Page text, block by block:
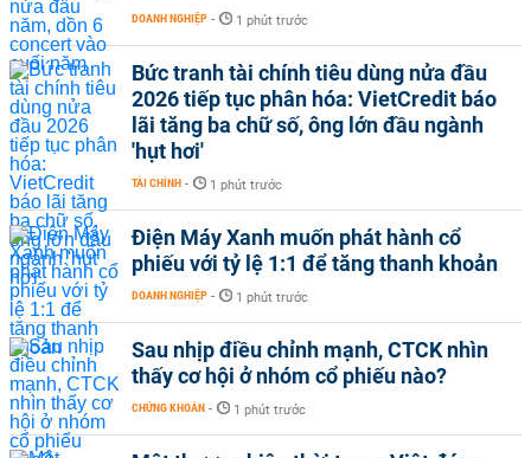
DOANH NGHIỆP - 1 phút trước
Bức tranh tài chính tiêu dùng nửa đầu
2026 tiếp tục phân hóa: VietCredit báo
lãi tăng ba chữ số, ông lớn đầu ngành
'hụt hơi'
TÀI CHÍNH - 1 phút trước
Điện Máy Xanh muốn phát hành cổ
phiếu với tỷ lệ 1:1 để tăng thanh khoản
DOANH NGHIỆP - 1 phút trước
Sau nhịp điều chỉnh mạnh, CTCK nhìn
thấy cơ hội ở nhóm cổ phiếu nào?
CHỨNG KHOÁN - 1 phút trước